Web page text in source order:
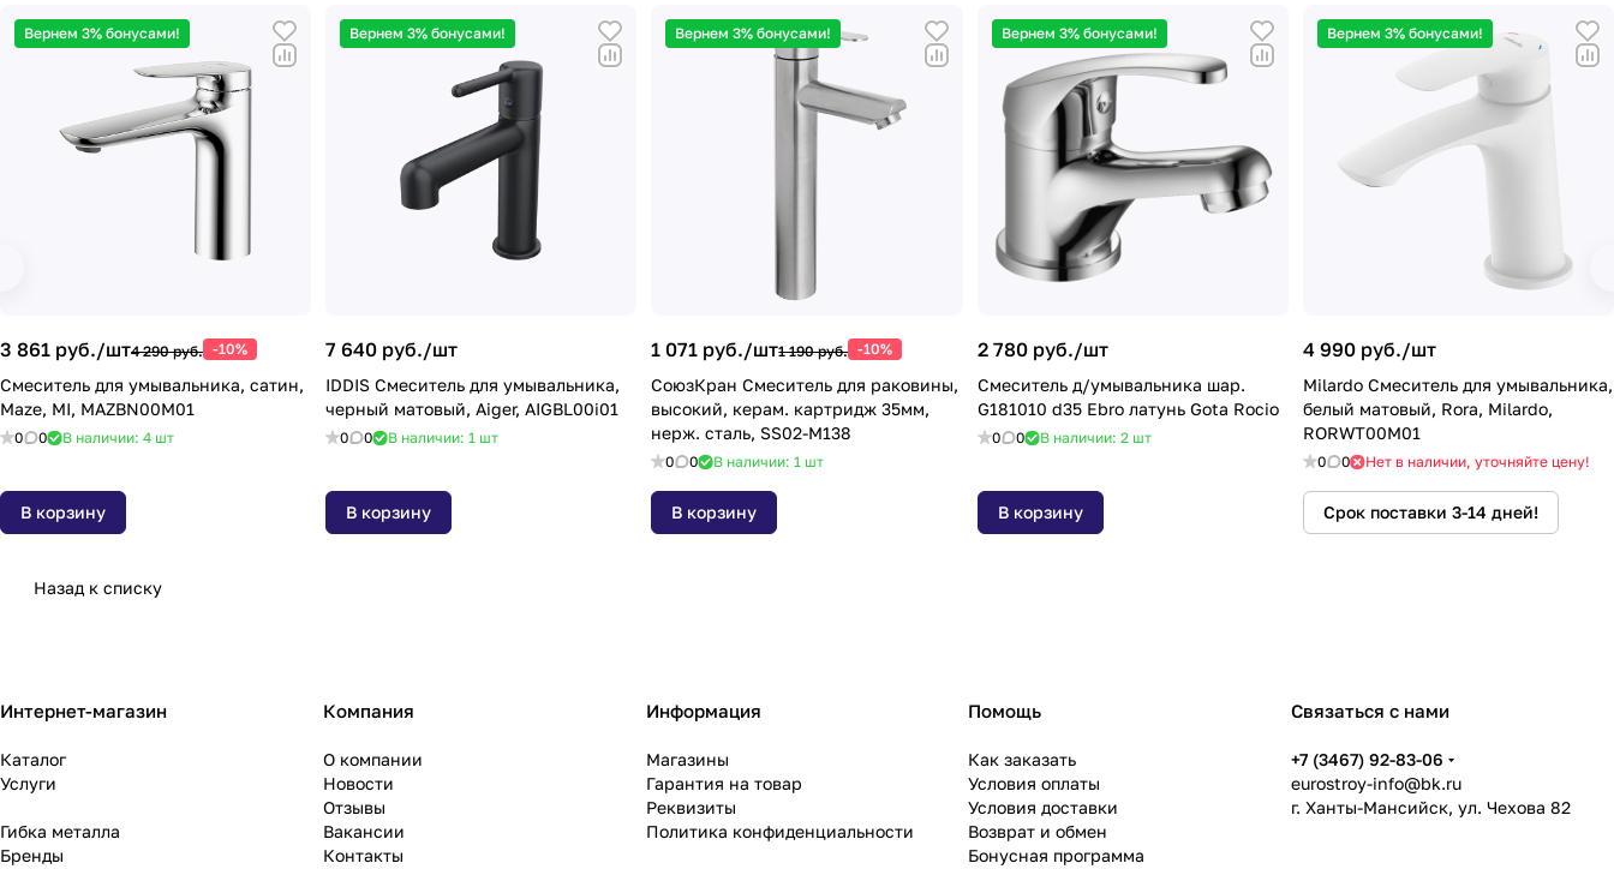
Вернем 3% бонусами!
3 861 руб./шт4 290 руб. -10%
Смеситель для умывальника, сатин,
Maze, MI, MAZBN00M01
0 0 В наличии: 4 шт
В корзину
Вернем 3% бонусами!
7 640 руб./шт
IDDIS Cмеситель для умывальника,
черный матовый, Aiger, AIGBL00i01
0 0 В наличии: 1 шт
В корзину
Вернем 3% бонусами!
1 071 руб./шт1 190 руб. -10%
СоюзКран Смеситель для раковины,
высокий, керам. картридж 35мм,
нерж. сталь, SS02-M138
0 0 В наличии: 1 шт
В корзину
Вернем 3% бонусами!
2 780 руб./шт
Смеситель д/умывальника шар.
G181010 d35 Ebro латунь Gota Rocio
0 0 В наличии: 2 шт
В корзину
Вернем 3% бонусами!
4 990 руб./шт
Milardo Смеситель для умывальника,
белый матовый, Rora, Milardo,
RORWT00M01
0 0 Нет в наличии, уточняйте цену!
Срок поставки 3-14 дней!
Назад к списку
Интернет-магазин
Каталог
Услуги
Гибка металла
Бренды
Компания
О компании
Новости
Отзывы
Вакансии
Контакты
Информация
Магазины
Гарантия на товар
Реквизиты
Политика конфиденциальности
Помощь
Как заказать
Условия оплаты
Условия доставки
Возврат и обмен
Бонусная программа
Связаться с нами
+7 (3467) 92-83-06
eurostroy-info@bk.ru
г. Ханты-Мансийск, ул. Чехова 82